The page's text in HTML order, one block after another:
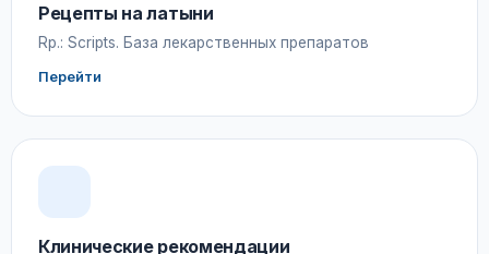
Рецепты на латыни
Rp.: Scripts. База лекарственных препаратов
Перейти
Клинические рекомендации